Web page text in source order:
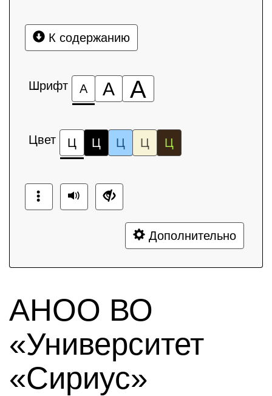
К содержанию
Шрифт А А А
Цвет Ц Ц Ц Ц Ц
Дополнительно
АНОО ВО
«Университет
«Сириус»